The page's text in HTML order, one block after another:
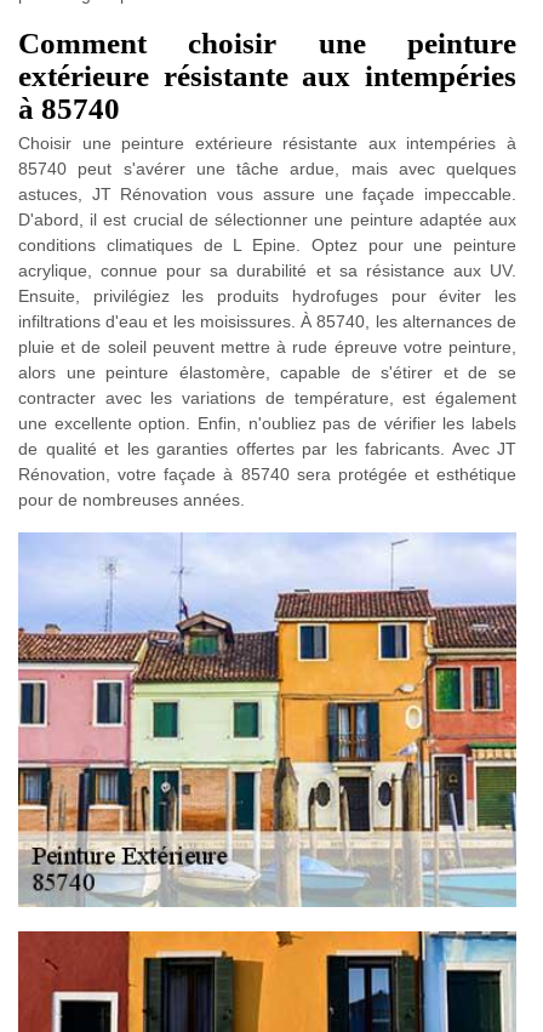
Comment choisir une peinture
extérieure résistante aux intempéries
à 85740
Choisir une peinture extérieure résistante aux intempéries à
85740 peut s'avérer une tâche ardue, mais avec quelques
astuces, JT Rénovation vous assure une façade impeccable.
D'abord, il est crucial de sélectionner une peinture adaptée aux
conditions climatiques de L Epine. Optez pour une peinture
acrylique, connue pour sa durabilité et sa résistance aux UV.
Ensuite, privilégiez les produits hydrofuges pour éviter les
infiltrations d'eau et les moisissures. À 85740, les alternances de
pluie et de soleil peuvent mettre à rude épreuve votre peinture,
alors une peinture élastomère, capable de s'étirer et de se
contracter avec les variations de température, est également
une excellente option. Enfin, n'oubliez pas de vérifier les labels
de qualité et les garanties offertes par les fabricants. Avec JT
Rénovation, votre façade à 85740 sera protégée et esthétique
pour de nombreuses années.